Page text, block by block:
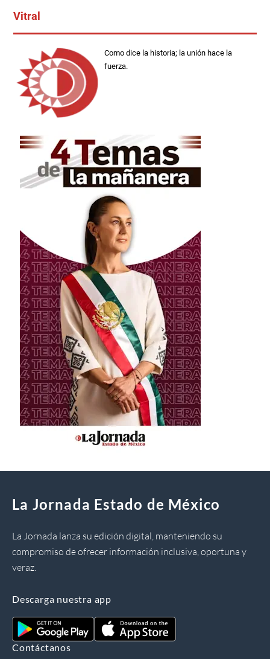
Vitral
Como dice la historia; la unión hace la
fuerza.
La Jornada Estado de México
La Jornada lanza su edición digital, manteniendo su
compromiso de ofrecer información inclusiva, oportuna y
veraz.
Descarga nuestra app
Contáctanos